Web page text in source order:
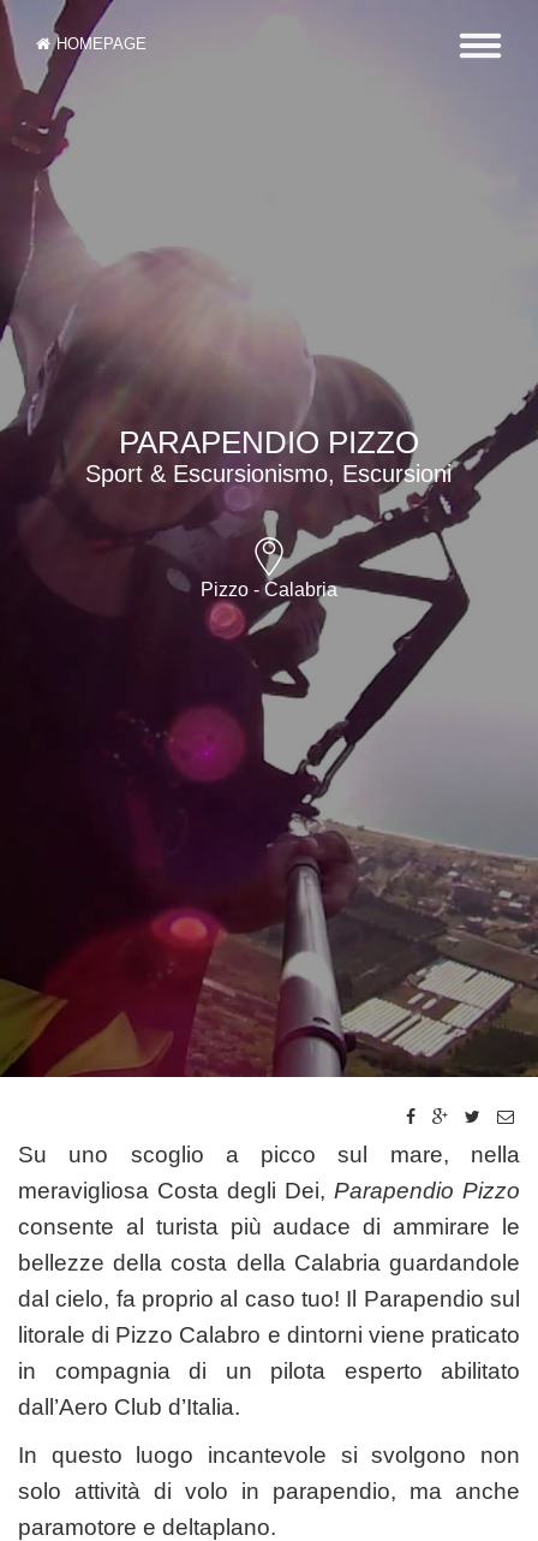
HOMEPAGE
PARAPENDIO PIZZO
Sport & Escursionismo, Escursioni
Pizzo - Calabria
Su uno scoglio a picco sul mare, nella
meravigliosa Costa degli Dei, Parapendio Pizzo
consente al turista più audace di ammirare le
bellezze della costa della Calabria guardandole
dal cielo, fa proprio al caso tuo! Il Parapendio sul
litorale di Pizzo Calabro e dintorni viene praticato
in compagnia di un pilota esperto abilitato
dall’Aero Club d’Italia.
In questo luogo incantevole si svolgono non
solo attività di volo in parapendio, ma anche
paramotore e deltaplano.